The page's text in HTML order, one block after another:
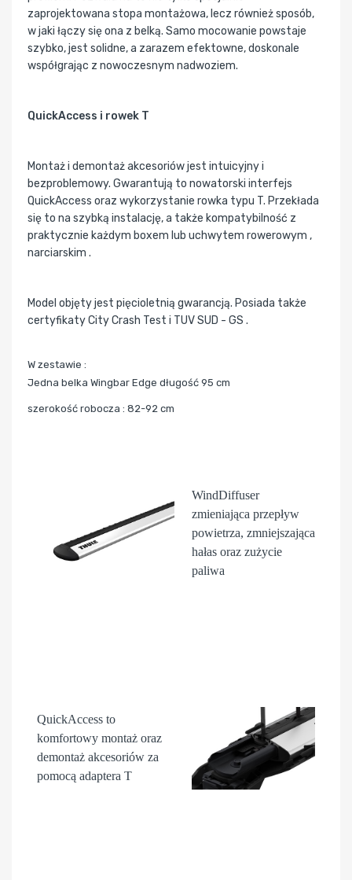
zaprojektowana stopa montażowa, lecz również sposób,
w jaki łączy się ona z belką. Samo mocowanie powstaje
szybko, jest solidne, a zarazem efektowne, doskonale
współgrając z nowoczesnym nadwoziem.
QuickAccess i rowek T
Montaż i demontaż akcesoriów jest intuicyjny i
bezproblemowy. Gwarantują to nowatorski interfejs
QuickAccess oraz wykorzystanie rowka typu T. Przekłada
się to na szybką instalację, a także kompatybilność z
praktycznie każdym boxem lub uchwytem rowerowym ,
narciarskim .
Model objęty jest pięcioletnią gwarancją. Posiada także
certyfikaty City Crash Test i TUV SUD - GS .
W zestawie :
Jedna belka Wingbar Edge długość 95 cm
szerokość robocza : 82-92 cm
WindDiffuser
zmieniająca przepływ
powietrza, zmniejszająca
hałas oraz zużycie
paliwa
QuickAccess to
komfortowy montaż oraz
demontaż akcesoriów za
pomocą adaptera T